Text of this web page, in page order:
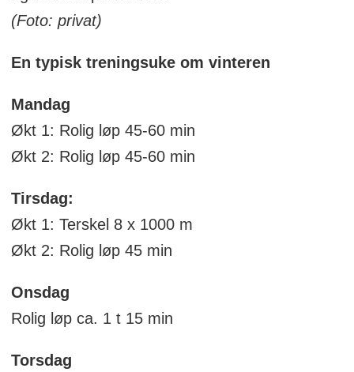
(Foto: privat)
En typisk treningsuke om vinteren
Mandag
Økt 1: Rolig løp 45-60 min
Økt 2: Rolig løp 45-60 min
Tirsdag:
Økt 1: Terskel 8 x 1000 m
Økt 2: Rolig løp 45 min
Onsdag
Rolig løp ca. 1 t 15 min
Torsdag